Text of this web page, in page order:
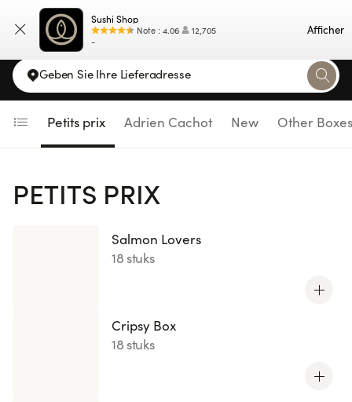
Sushi Shop
Note : 4.06
12,705
-
Afficher
Kaart
Geben Sie Ihre Lieferadresse
Petits prix Adrien Cachot New Other Boxes
PETITS PRIX
Salmon Lovers
18 stuks
Cripsy Box
18 stuks
Navigated to Petits prix